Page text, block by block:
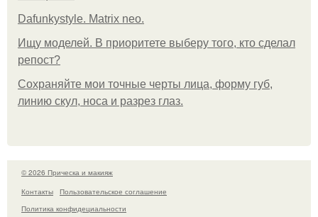
Dafunkystyle. Matrix neo.
Ищу моделей. В приоритете выберу того, кто сделал
репост?
Сохраняйте мои точные черты лица, форму губ,
линию скул, носа и разрез глаз.
© 2026 Прическа и макияж
Контакты
Пользовательское соглашение
Политика конфидециальности